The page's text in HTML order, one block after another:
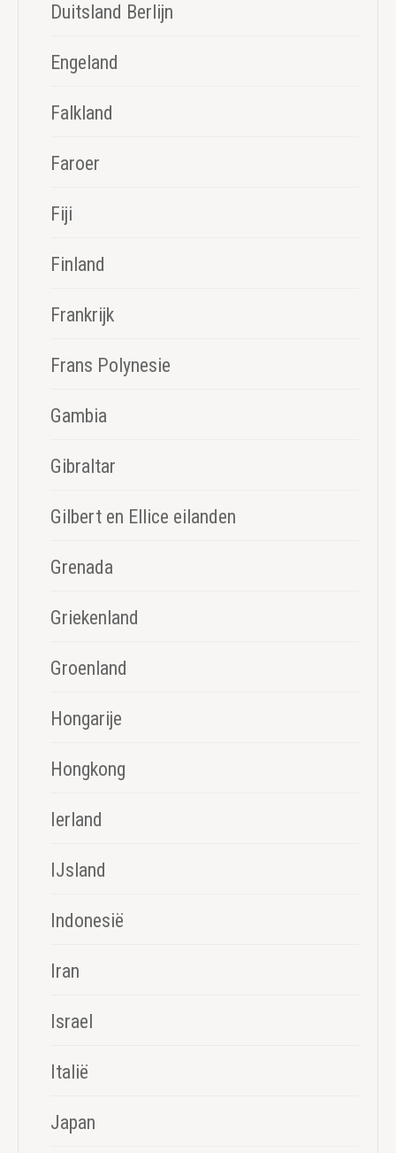
Duitsland Berlijn
Engeland
Falkland
Faroer
Fiji
Finland
Frankrijk
Frans Polynesie
Gambia
Gibraltar
Gilbert en Ellice eilanden
Grenada
Griekenland
Groenland
Hongarije
Hongkong
Ierland
IJsland
Indonesië
Iran
Israel
Italië
Japan